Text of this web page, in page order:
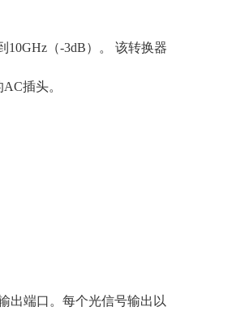
10GHz （-3dB）。 该转换器
AC插头。
出端口。每个光信号输出以